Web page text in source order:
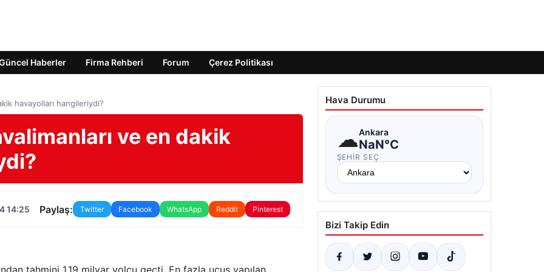
Haberler Firma Rehberi Forum Çerez Politikası
havayolları hangileriydi?
ve en dakik
14:25 Paylaş: Twitter Facebook WhatsApp Reddit Pinterest
tahmini 1,19 milyar yolcu geçti. En fazla uçuş yapılan
Hava Durumu
☁Ankara
NaN°C
ŞEHIR SEÇ
Bizi Takip Edin